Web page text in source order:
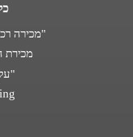
"מכירה
מכירת